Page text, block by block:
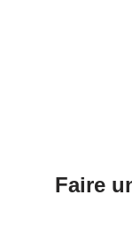
Faire